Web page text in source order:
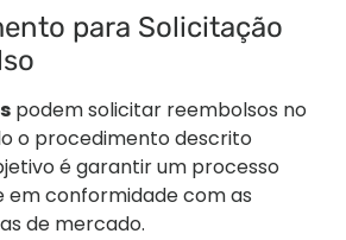
para Solicitação
podem solicitar reembolsos no
o procedimento descrito
é garantir um processo
em conformidade com as
de mercado.